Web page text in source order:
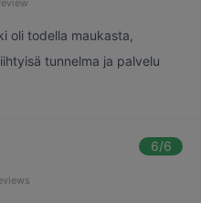
oli todella maukasta,
tunnelma ja palvelu
6/6